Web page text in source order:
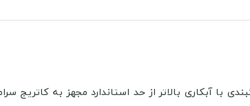
با آبکاری بالاتر از حد استاندارد مجهز به کاتریج